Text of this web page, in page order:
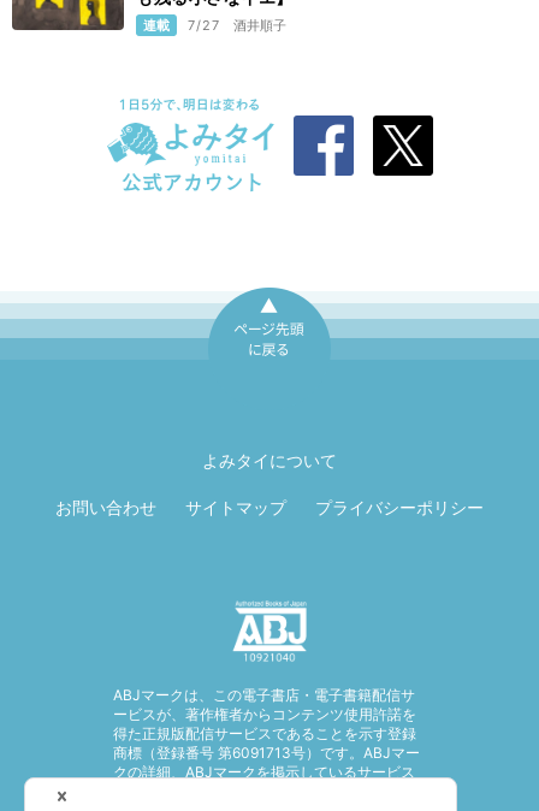
連載 7/27 酒井順子
よみタイについて
お問い合わせ サイトマップ プライバシーポリシー
ABJマークは、この電子書店・電子書籍配信サ
ービスが、著作権者からコンテンツ使用許諾を
得た正規版配信サービスであることを示す登録
商標（登録番号 第6091713号）です。ABJマー
クの詳細、ABJマークを掲示しているサービス